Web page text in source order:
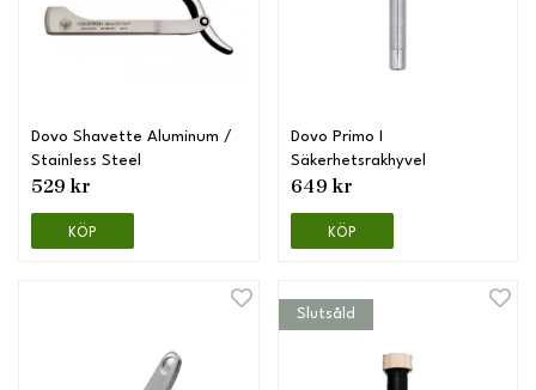
Dovo Shavette Aluminum /
Stainless Steel
529 kr
KÖP
Dovo Primo I
Säkerhetsrakhyvel
649 kr
KÖP
Slutsåld